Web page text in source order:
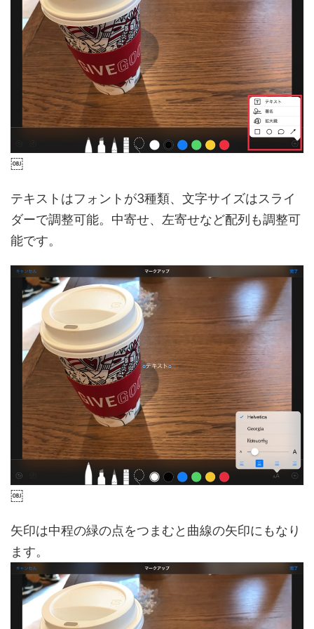
￼
テキストはフォントが3種類、文字サイズはスライ
ダーで調整可能。中寄せ、左寄せなど配列も調整可
能です。
￼
矢印は中程の緑の点をつまむと曲線の矢印にもなり
ます。